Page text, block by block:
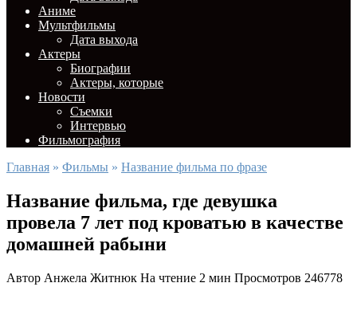
Аниме
Мультфильмы
Дата выхода
Актеры
Биографии
Актеры, которые
Новости
Съемки
Интервью
Фильмография
Главная » Фильмы » Название фильма по фразе
Название фильма, где девушка
провела 7 лет под кроватью в качестве
домашней рабыни
Автор Анжела Житнюк На чтение 2 мин Просмотров 246778